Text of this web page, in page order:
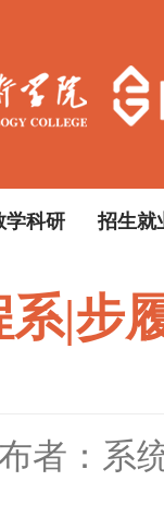
学科研 招生就
系|步
者：系